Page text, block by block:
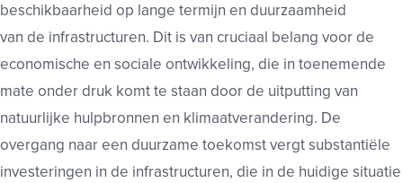
beschikbaarheid op lange termijn en duurzaamheid
van de infrastructuren. Dit is van cruciaal belang voor de
economische en sociale ontwikkeling, die in toenemende
mate onder druk komt te staan door de uitputting van
natuurlijke hulpbronnen en klimaatverandering. De
overgang naar een duurzame toekomst vergt substantiële
investeringen in de infrastructuren, die in de huidige situatie